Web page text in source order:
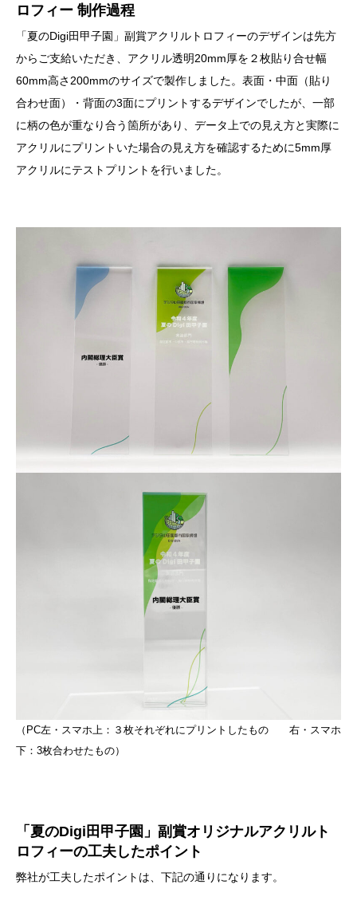
ロフィー 制作過程
「夏のDigi田甲子園」副賞アクリルトロフィーのデザインは先方
からご支給いただき、アクリル透明20mm厚を２枚貼り合せ幅
60mm高さ200mmのサイズで製作しました。表面・中面（貼り
合わせ面）・背面の3面にプリントするデザインでしたが、一部
に柄の色が重なり合う箇所があり、データ上での見え方と実際に
アクリルにプリントいた場合の見え方を確認するために5mm厚
アクリルにテストプリントを行いました。
（PC左・スマホ上：３枚それぞれにプリントしたもの 右・スマホ
下：3枚合わせたもの）
「夏のDigi田甲子園」副賞オリジナルアクリルト
ロフィーの工夫したポイント
弊社が工夫したポイントは、下記の通りになります。